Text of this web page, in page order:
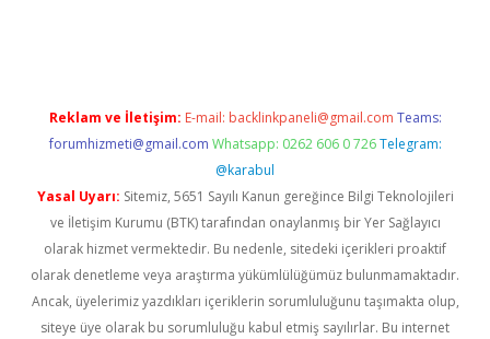
Reklam ve İletişim: E-mail: backlinkpaneli@gmail.com Teams:
forumhizmeti@gmail.com Whatsapp: 0262 606 0 726 Telegram:
@karabul
Yasal Uyarı: Sitemiz, 5651 Sayılı Kanun gereğince Bilgi Teknolojileri
ve İletişim Kurumu (BTK) tarafından onaylanmış bir Yer Sağlayıcı
olarak hizmet vermektedir. Bu nedenle, sitedeki içerikleri proaktif
olarak denetleme veya araştırma yükümlülüğümüz bulunmamaktadır.
Ancak, üyelerimiz yazdıkları içeriklerin sorumluluğunu taşımakta olup,
siteye üye olarak bu sorumluluğu kabul etmiş sayılırlar. Bu internet